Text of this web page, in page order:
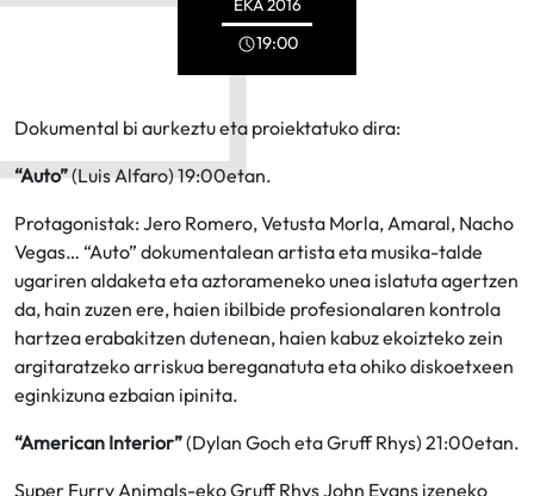
EKA2016
19:00
Dokumental bi aurkeztu eta proiektatuko dira:
“Auto”(Luis Alfaro) 19:00etan.
Protagonistak: Jero Romero, Vetusta Morla, Amaral, Nacho
Vegas… “Auto” dokumentalean artista eta musika-talde
ugariren aldaketa eta aztorameneko unea islatuta agertzen
da, hain zuzen ere, haien ibilbide profesionalaren kontrola
hartzea erabakitzen dutenean, haien kabuz ekoizteko zein
argitaratzeko arriskua bereganatuta eta ohiko diskoetxeen
eginkizuna ezbaian ipinita.
“American Interior”(Dylan Goch eta Gruff Rhys) 21:00etan.
Super Furry Animals-eko Gruff Rhys John Evans izeneko